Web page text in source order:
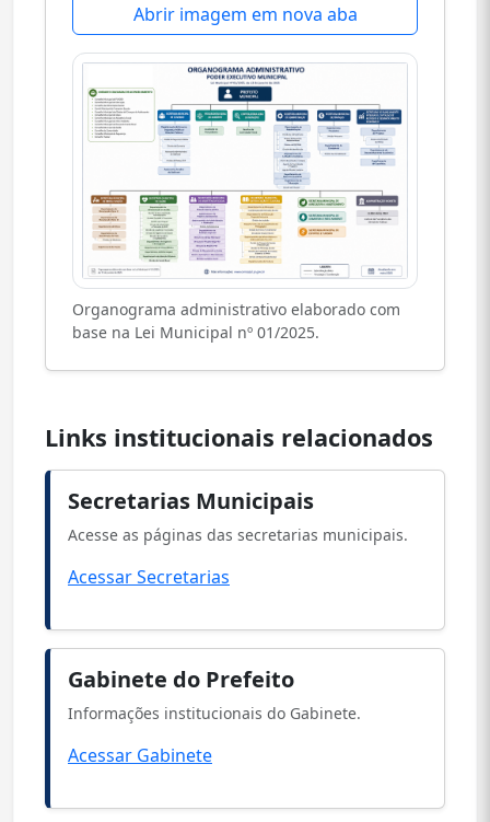
Abrir imagem em nova aba
Organograma administrativo elaborado com
base na Lei Municipal nº 01/2025.
Links institucionais relacionados
Secretarias Municipais
Acesse as páginas das secretarias municipais.
Acessar Secretarias
Gabinete do Prefeito
Informações institucionais do Gabinete.
Acessar Gabinete